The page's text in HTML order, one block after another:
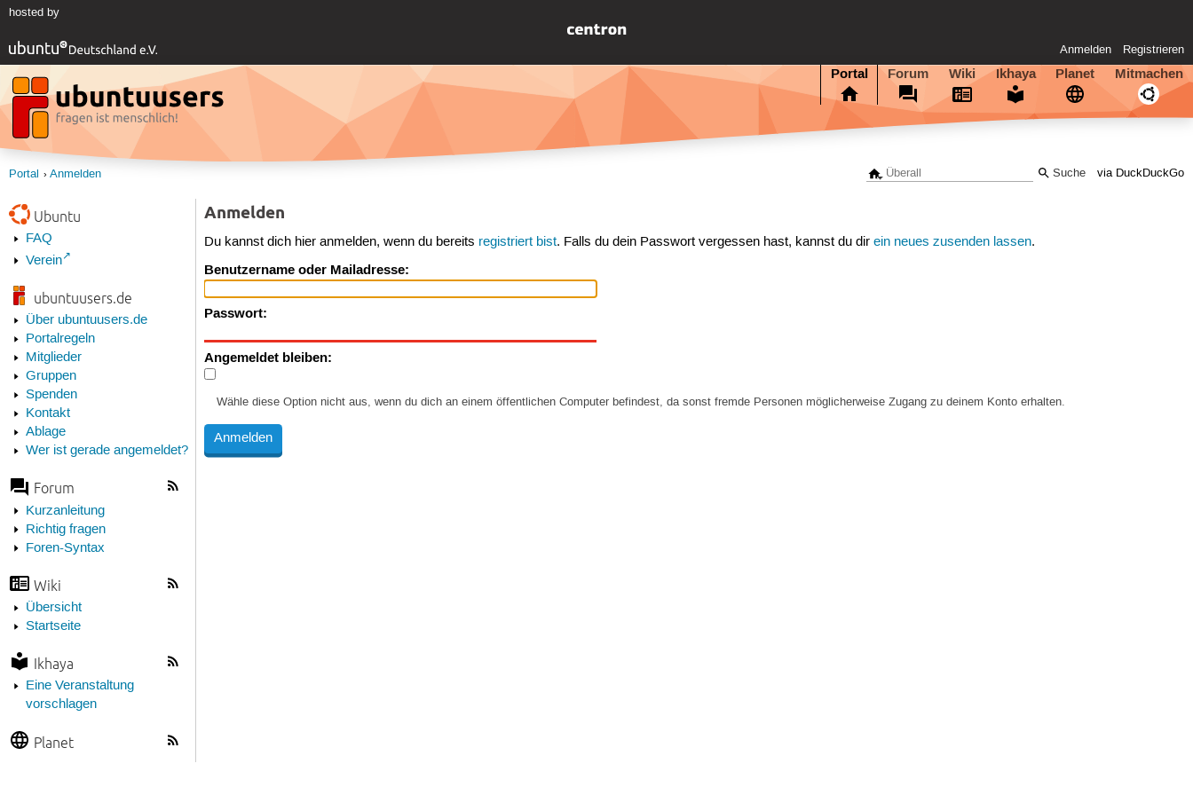
hosted by
Anmelden Registrieren
Portal Forum Wiki Ikhaya Planet Mitmachen
via DuckDuckGo
Portal Anmelden
Ubuntu
FAQ
Verein
ubuntuusers.de
Über ubuntuusers.de
Portalregeln
Mitglieder
Gruppen
Spenden
Kontakt
Ablage
Wer ist gerade angemeldet?
Forum
Kurzanleitung
Richtig fragen
Foren-Syntax
Wiki
Übersicht
Startseite
Ikhaya
Eine Veranstaltung
vorschlagen
Planet
Anmelden
Du kannst dich hier anmelden, wenn du bereits registriert bist. Falls du dein Passwort vergessen hast, kannst du direin neues zusenden lassen.
Benutzername oder Mailadresse:
Passwort:
Angemeldet bleiben:
Wähle diese Option nicht aus, wenn du dich an einem öffentlichen Computer befindest, da sonst fremde Personen möglicherweise Zugang zu deinem Konto erhalten.